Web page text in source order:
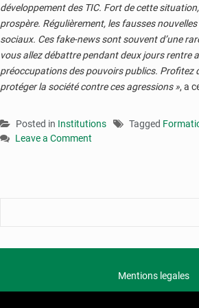
développement des TIC. Fort de cette
prospère. Régulièrement, les fausses
sociaux. Ces fake-news sont souvent d’une
vous allez débattre pendant deux jours rentre
préoccupations des pouvoirs publics. Profitez
protéger la société contre ces agressions », a
Posted in Institutions Tagged
Leave a Comment
Mentions legales